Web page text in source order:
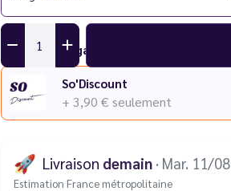
Ajouter une garantie
So'Discount
+ 3,90 € seulement
🚀 Livraison demain · Mar. 11/08
Estimation France métropolitaine